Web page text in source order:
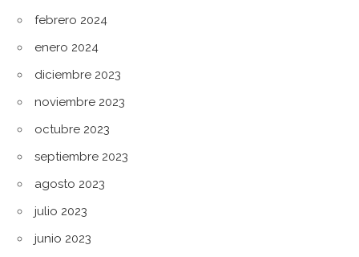
febrero 2024
enero 2024
diciembre 2023
noviembre 2023
octubre 2023
septiembre 2023
agosto 2023
julio 2023
junio 2023